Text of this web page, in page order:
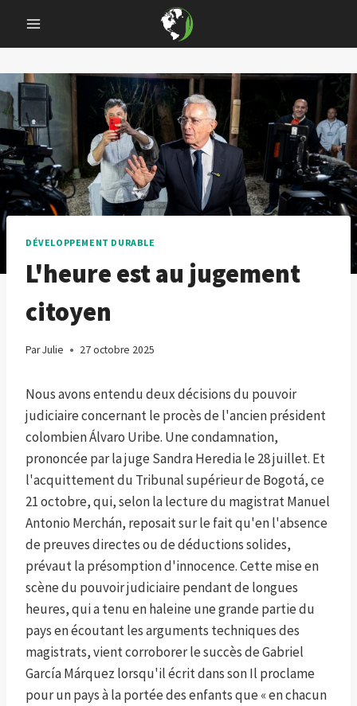
content
DÉVELOPPEMENT DURABLE
L'heure est au jugement
citoyen
ParJulie 27 octobre 2025
Nous avons entendu deux décisions du pouvoir
judiciaire concernant le procès de l'ancien président
colombien Álvaro Uribe. Une condamnation,
prononcée par la juge Sandra Heredia le 28 juillet. Et
l'acquittement du Tribunal supérieur de Bogotá, ce
21 octobre, qui, selon la lecture du magistrat Manuel
Antonio Merchán, reposait sur le fait qu'en l'absence
de preuves directes ou de déductions solides,
prévaut la présomption d'innocence. Cette mise en
scène du pouvoir judiciaire pendant de longues
heures, qui a tenu en haleine une grande partie du
pays en écoutant les arguments techniques des
magistrats, vient corroborer le succès de Gabriel
García Márquez lorsqu'il écrit dans son Il proclame
pour un pays à la portée des enfants que « en chacun